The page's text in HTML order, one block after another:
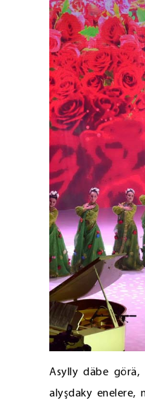
Asylly däbe görä,
alyşdaky enelere,